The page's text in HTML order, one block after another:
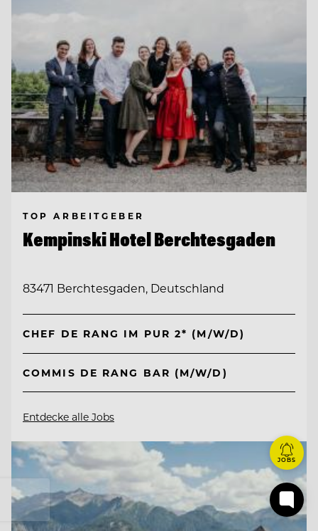
TOP ARBEITGEBER
Kempinski Hotel Berchtesgaden
83471 Berchtesgaden, Deutschland
CHEF DE RANG IM PUR 2* (M/W/D)
COMMIS DE RANG BAR (M/W/D)
Entdecke alle Jobs
JOBS